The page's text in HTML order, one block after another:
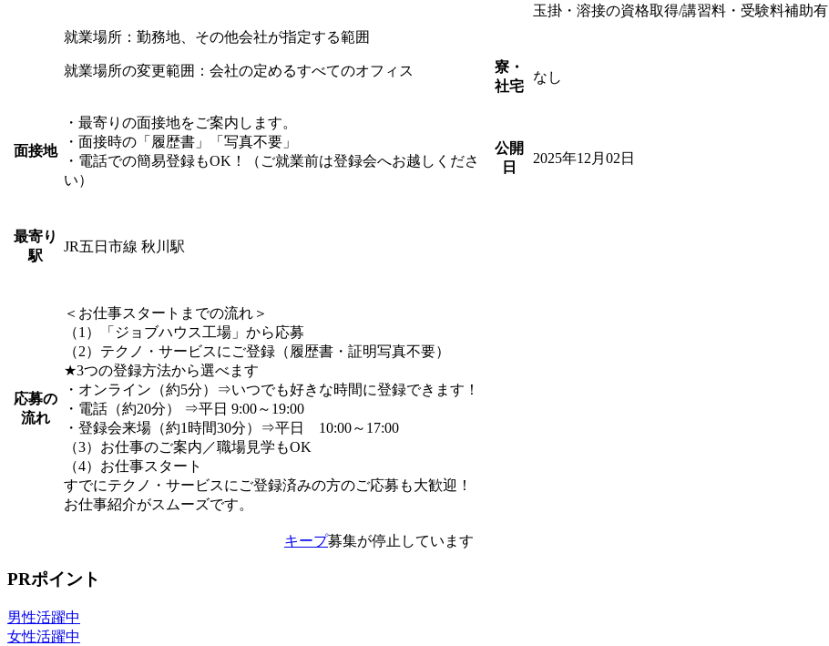
就業場所：勤務地、その他会社が指定する範囲
就業場所の変更範囲：会社の定めるすべてのオフィス
面接地
・最寄りの面接地をご案内します。
・面接時の「履歴書」「写真不要」
・電話での簡易登録もOK！（ご就業前は登録会へお越しくださ
い）
最寄り
駅
JR五日市線 秋川駅
応募の
流れ
＜お仕事スタートまでの流れ＞
（1）「ジョブハウス工場」から応募
（2）テクノ・サービスにご登録（履歴書・証明写真不要）
★3つの登録方法から選べます
・オンライン（約5分）⇒いつでも好きな時間に登録できます！
・電話（約20分） ⇒平日 9:00～19:00
・登録会来場（約1時間30分）⇒平日 10:00～17:00
（3）お仕事のご案内／職場見学もOK
（4）お仕事スタート
すでにテクノ・サービスにご登録済みの方のご応募も大歓迎！
お仕事紹介がスムーズです。
玉掛・溶接の資格取得/講習料・受験料補助有
寮・
社宅
なし
公開
日
2025年12月02日
キープ募集が停止しています
PRポイント
男性活躍中
女性活躍中